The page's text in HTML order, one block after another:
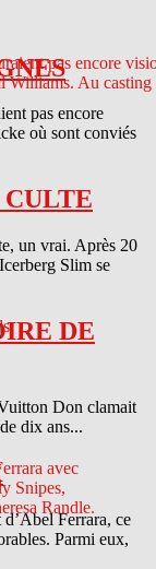
pas encore
où sont conviés
un vrai. Après 20
Slim se
DE
Don clamait
dix ans...
Ferrara, ce
Parmi eux,